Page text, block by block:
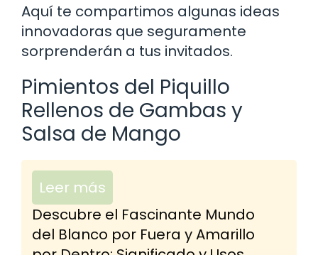
Aquí te compartimos algunas ideas
innovadoras que seguramente
sorprenderán a tus invitados.
Pimientos del Piquillo
Rellenos de Gambas y
Salsa de Mango
Leer más
Descubre el Fascinante Mundo
del Blanco por Fuera y Amarillo